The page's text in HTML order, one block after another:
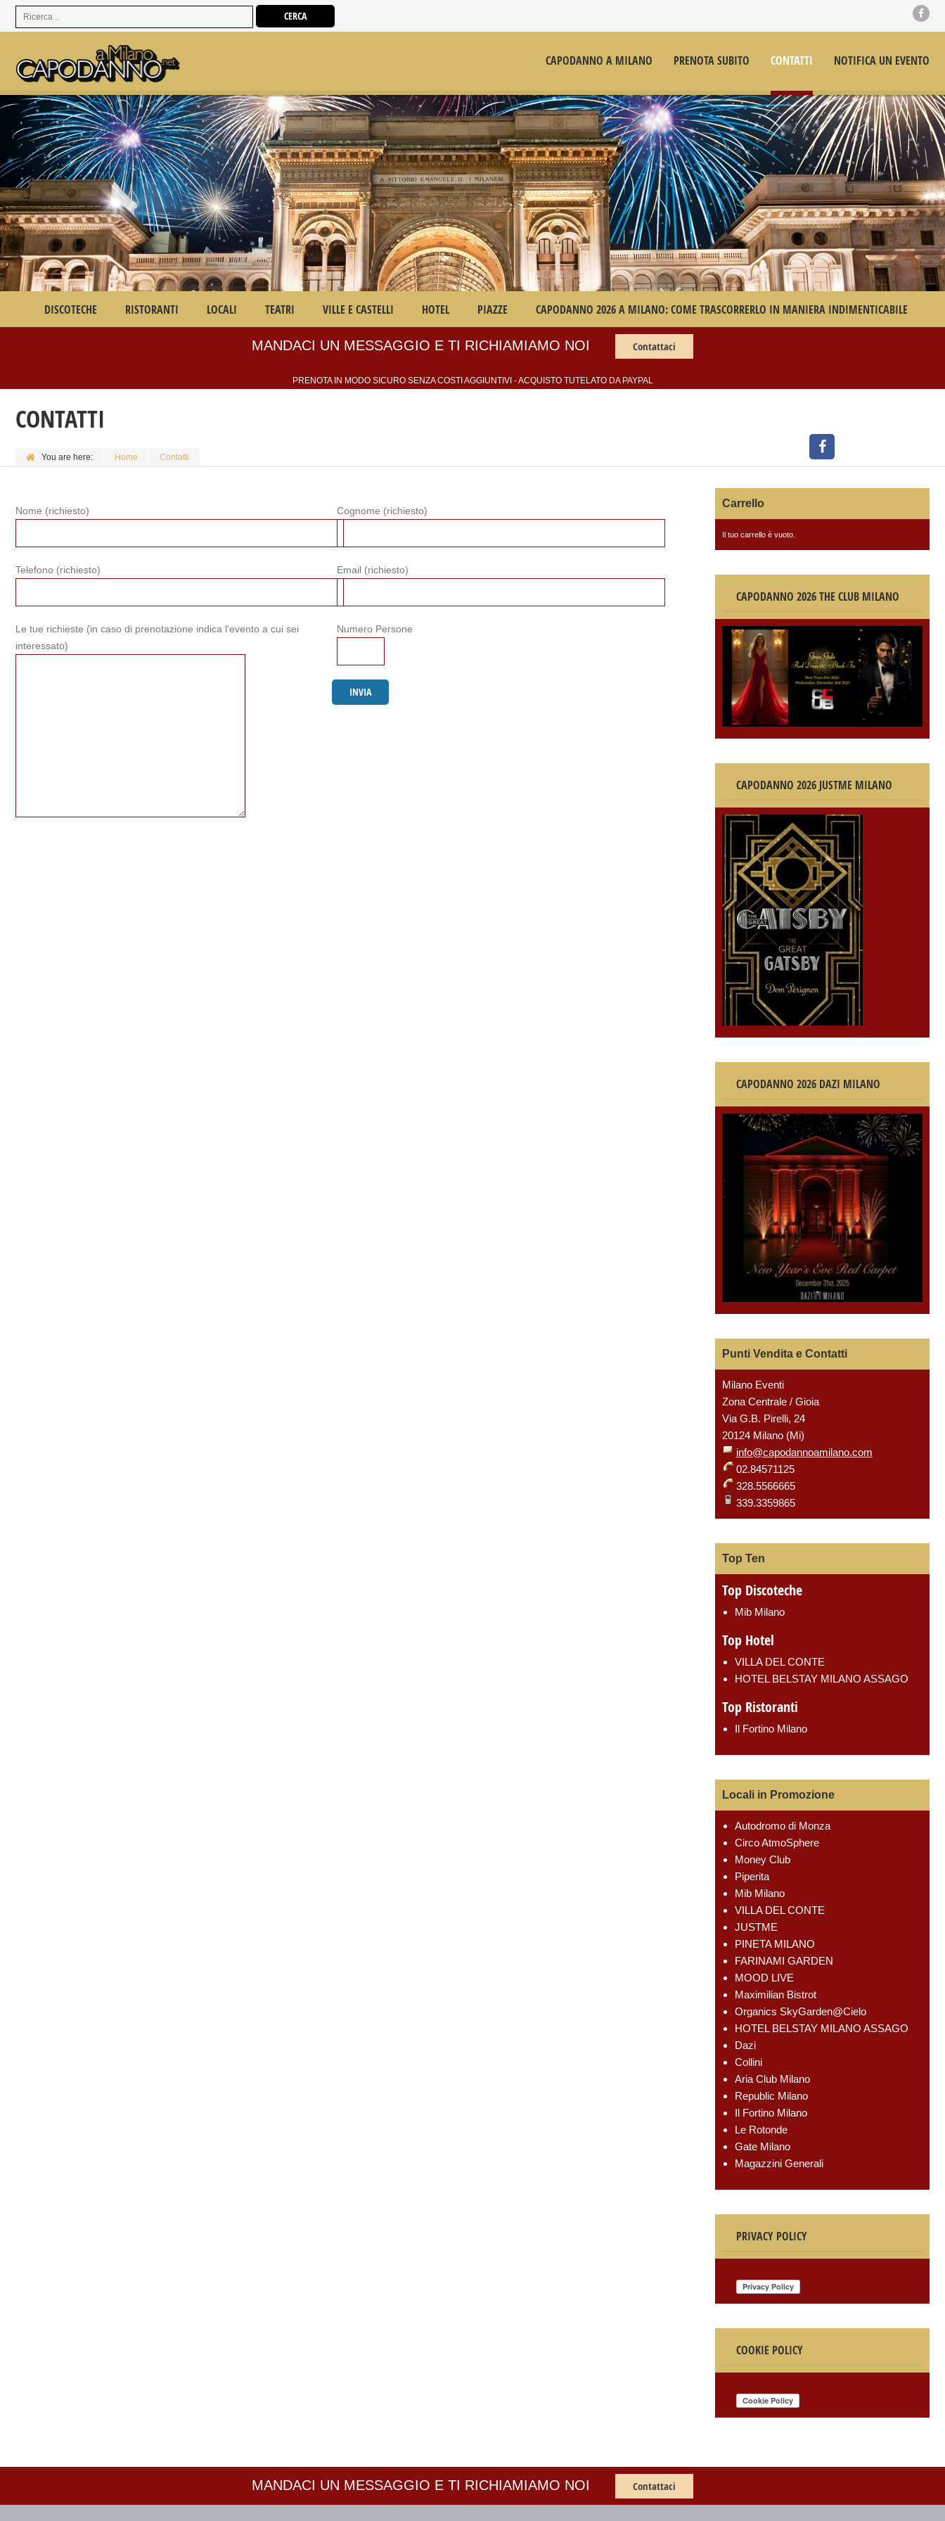
CAPODANNO A MILANO PRENOTA SUBITO CONTATTI NOTIFICA UN EVENTO
DISCOTECHE RISTORANTI LOCALI TEATRI VILLE E CASTELLI HOTEL PIAZZE CAPODANNO 2026 A MILANO: COME TRASCORRERLO IN MANIERA INDIMENTICABILE
MANDACI UN MESSAGGIO E TI RICHIAMIAMO NOI Contattaci
PRENOTA IN MODO SICURO SENZA COSTI AGGIUNTIVI - ACQUISTO TUTELATO DA PAYPAL
CONTATTI
You are here: Home Contatti
Nome (richiesto)
Telefono (richiesto)
Le tue richieste (in caso di prenotazione indica l'evento a cui sei
interessato)
Cognome (richiesto)
Email (richiesto)
Numero Persone
Carrello
Il tuo carrello è vuoto.
CAPODANNO 2026 THE CLUB MILANO
CAPODANNO 2026 JUSTME MILANO
CAPODANNO 2026 DAZI MILANO
Punti Vendita e Contatti
Milano Eventi
Zona Centrale / Gioia
Via G.B. Pirelli, 24
20124 Milano (Mi)
info@capodannoamilano.com
02.84571125
328.5566665
339.3359865
Top Ten
Top Discoteche
Mib Milano
Top Hotel
VILLA DEL CONTE
HOTEL BELSTAY MILANO ASSAGO
Top Ristoranti
Il Fortino Milano
Locali in Promozione
Autodromo di Monza
Circo AtmoSphere
Money Club
Piperita
Mib Milano
VILLA DEL CONTE
JUSTME
PINETA MILANO
FARINAMI GARDEN
MOOD LIVE
Maximilian Bistrot
Organics SkyGarden@Cielo
HOTEL BELSTAY MILANO ASSAGO
Dazi
Collini
Aria Club Milano
Republic Milano
Il Fortino Milano
Le Rotonde
Gate Milano
Magazzini Generali
PRIVACY POLICY
COOKIE POLICY
MANDACI UN MESSAGGIO E TI RICHIAMIAMO NOI Contattaci